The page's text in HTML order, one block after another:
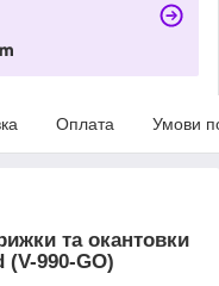
Оплата Умови
та окантовки
990-GO)